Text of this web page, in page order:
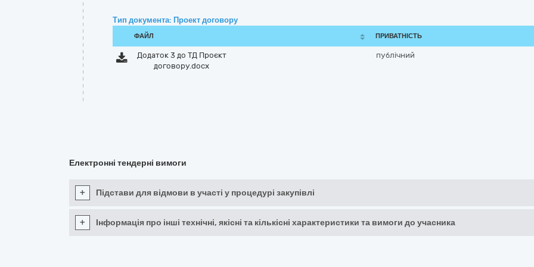
Тип документа: Проект договору
ФАЙЛ ПРИВАТНІСТЬ
Додаток 3 до ТД Проєкт
договору.docx
публічний
Електронні тендерні вимоги
+ Підстави для відмови в участі у процедурі закупівлі
+ Інформація про інші технічні, якісні та кількісні характеристики та вимоги до учасника